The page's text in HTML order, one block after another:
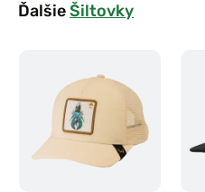
ĎalšieŠiltovky